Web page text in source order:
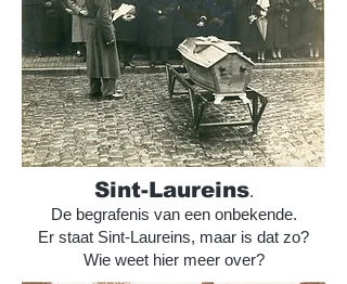
Sint-Laureins.
De begrafenis van een onbekende.
Er staat Sint-Laureins, maar is dat zo?
Wie weet hier meer over?